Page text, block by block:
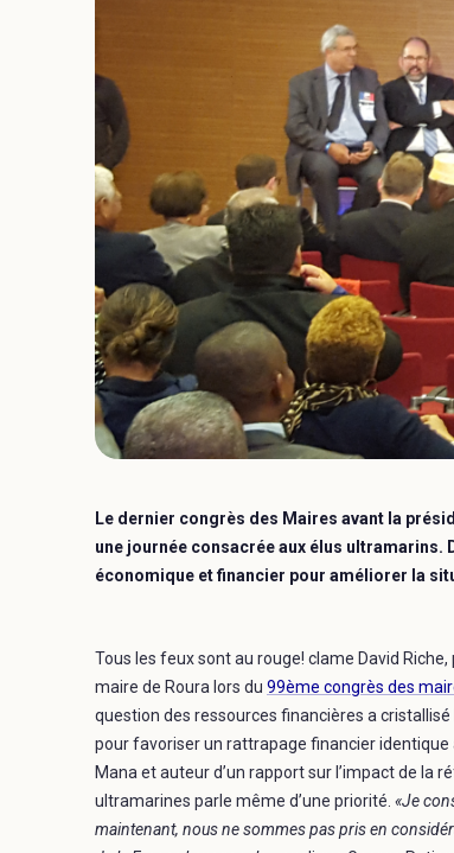
Le dernier congrès des Maires avant la
une journée consacrée aux élus ultramarins.
économique et financier pour améliorer
Tous les feux sont au rouge! clame David
maire de Roura lors du 99ème congrès des
question des ressources financières a
pour favoriser un rattrapage financier identique
Mana et auteur d’un rapport sur l’impact de
ultramarines parle même d’une priorité. «Je
maintenant, nous ne sommes pas pris en